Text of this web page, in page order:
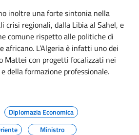
inoltre una forte sintonia nella
crisi regionali, dalla Libia al Sahel, e
comune rispetto alle politiche di
africano. L’Algeria è infatti uno dei
Mattei con progetti focalizzati nei
della formazione professionale.
Diplomazia Economica
Ministro